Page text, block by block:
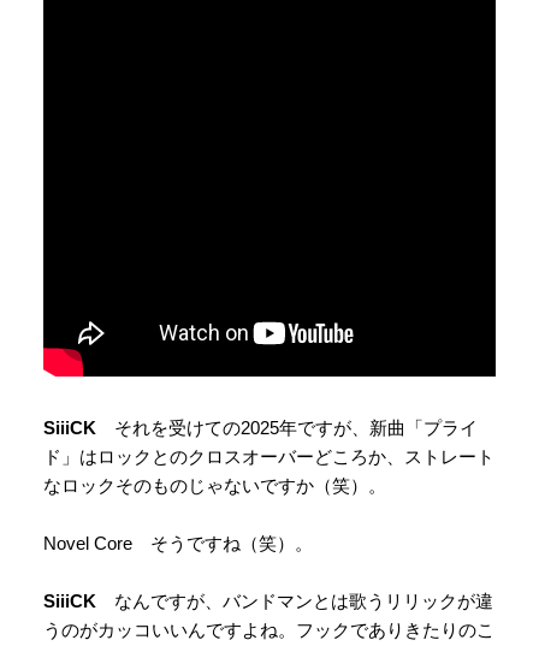
SiiiCK それを受けての2025年ですが、新曲「プライ
ド」はロックとのクロスオーバーどころか、ストレート
なロックそのものじゃないですか（笑）。
Novel Core そうですね（笑）。
SiiiCK なんですが、バンドマンとは歌うリリックが違
うのがカッコいいんですよね。フックでありきたりのこ